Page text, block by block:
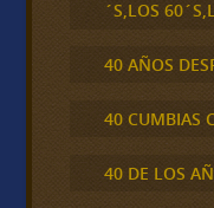
´S,LOS
40 AÑOS
40 CUMBIAS
40 DE LOS